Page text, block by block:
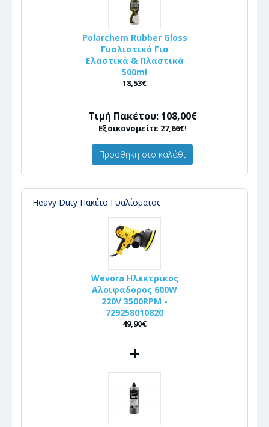
Polarchem Rubber Gloss
Γυαλιστικό Για
Ελαστικά & Πλαστικά
500ml
18,53€
Τιμή Πακέτου: 108,00€
Εξοικονομείτε 27,66€!
Προσθήκη στο καλάθι
Heavy Duty Πακέτο Γυαλίσματος
Wevora Ηλεκτρικος
Αλοιφαδορος 600W
220V 3500RPM -
729258010820
49,90€
+